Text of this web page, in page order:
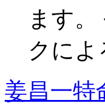
ます
クに
姜昌一特